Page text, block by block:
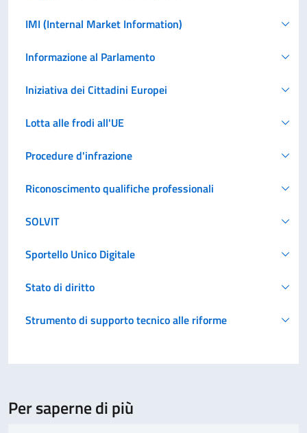
IMI (Internal Market Information)
Informazione al Parlamento
Iniziativa dei Cittadini Europei
Lotta alle frodi all'UE
Procedure d'infrazione
Riconoscimento qualifiche professionali
SOLVIT
Sportello Unico Digitale
Stato di diritto
Strumento di supporto tecnico alle riforme
Per saperne di più